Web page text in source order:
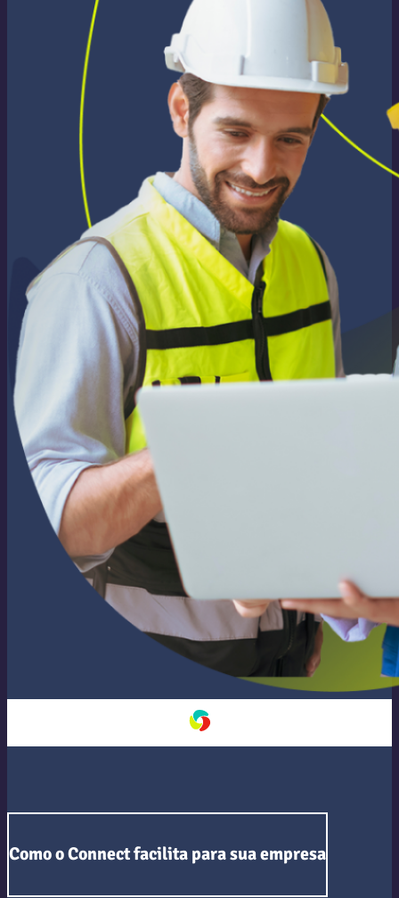
Como o Connect facilita para sua empresa